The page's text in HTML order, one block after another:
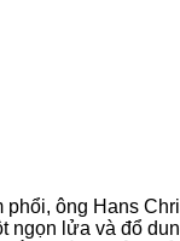
ông Hans
ngọn lửa và đổ